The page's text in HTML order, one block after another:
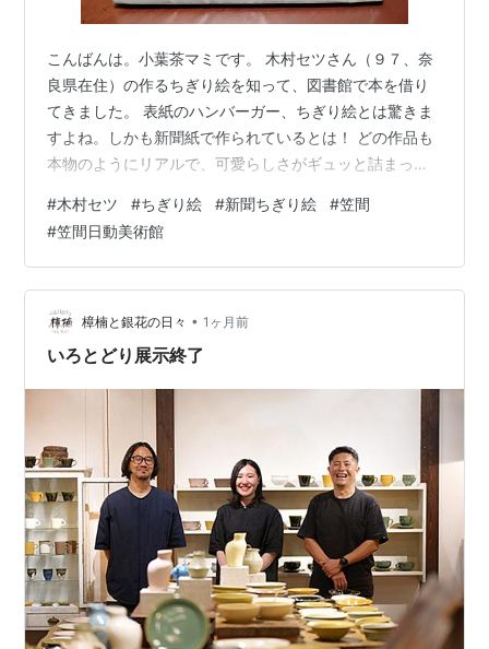
こんばんは。小葉茶マミです。 木村セツさん（９７、奈
良県在住）の作るちぎり絵を知って、図書館で本を借り
てきました。 表紙のハンバーガー、ちぎり絵とは驚きま
すよね。しかも新聞紙で作られているとは！ どの作品も
本物のようにリアルで、可愛らしさがギュッと詰まって
としています。 娘さんの勧めで90歳にしてちぎり絵を始
められたことにも驚愕です。 しかもこのタイミングで、
木村セツさんが新聞に載りました。 現在、茨城県の笠間
日動美術館でセツさんの作品展が開催されていると知っ
てソワソワ♡ 夫と母を誘って、日曜日に行ってきまし
た。 美術館の1階と２階に、約180…
#木村セツ #ちぎり絵 #新聞ちぎり絵 #笠間
#笠間日動美術館
樟楠と銀花の日々 • 1ヶ月前
いろとどり展示終了